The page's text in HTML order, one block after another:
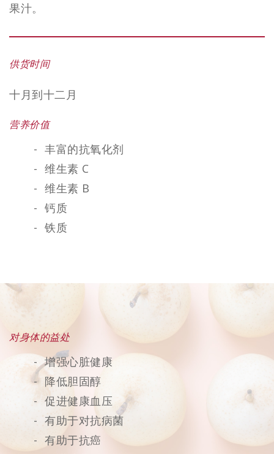
果汁。
供货时间
十月到十二月
营养价值
丰富的抗氧化剂
维生素 C
维生素 B
钙质
铁质
对身体的益处
增强心脏健康
降低胆固醇
促进健康血压
有助于对抗病菌
有助于抗癌